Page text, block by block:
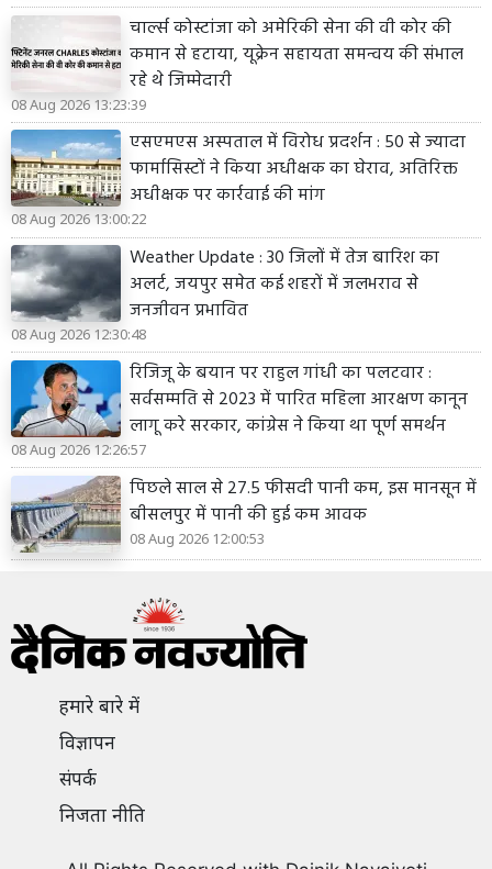
चार्ल्स कोस्टांजा को अमेरिकी सेना की वी कोर की
कमान से हटाया, यूक्रेन सहायता समन्वय की संभाल
रहे थे जिम्मेदारी
08 Aug 2026 13:23:39
एसएमएस अस्पताल में विरोध प्रदर्शन : 50 से ज्यादा
फार्मासिस्टों ने किया अधीक्षक का घेराव, अतिरिक्त
अधीक्षक पर कार्रवाई की मांग
08 Aug 2026 13:00:22
Weather Update : 30 जिलों में तेज बारिश का
अलर्ट, जयपुर समेत कई शहरों में जलभराव से
जनजीवन प्रभावित
08 Aug 2026 12:30:48
रिजिजू के बयान पर राहुल गांधी का पलटवार :
सर्वसम्मति से 2023 में पारित महिला आरक्षण कानून
लागू करे सरकार, कांग्रेस ने किया था पूर्ण समर्थन
08 Aug 2026 12:26:57
पिछले साल से 27.5 फीसदी पानी कम, इस मानसून में
बीसलपुर में पानी की हुई कम आवक
08 Aug 2026 12:00:53
हमारे बारे में
विज्ञापन
संपर्क
निजता नीति